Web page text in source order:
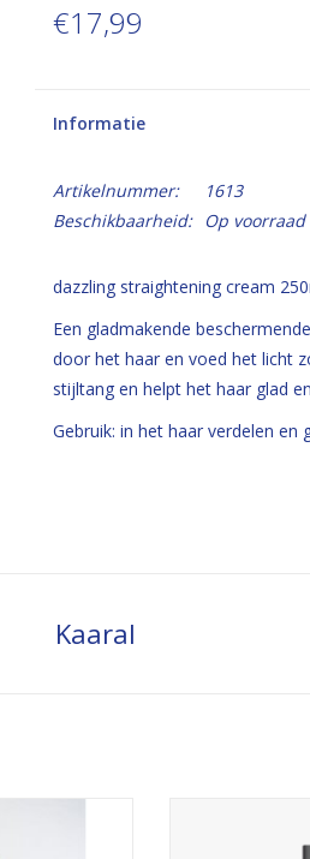
€17,99
Informatie
Artikelnummer:
1613
Beschikbaarheid:
Op voorraad
dazzling straightening cream
Een gladmakende
door het haar en voed het licht
stijltang en helpt het haar glad
Gebruik: in het haar verdelen en
Kaaral
TOEVOEGEN